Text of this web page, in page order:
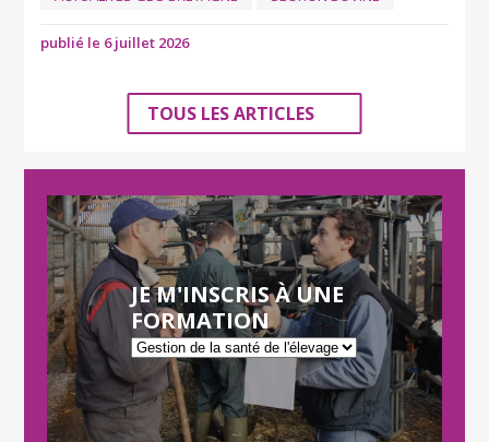
TOUS LES ARTICLES
publié le 6 juillet 2026
JE M'INSCRIS À UNE
FORMATION